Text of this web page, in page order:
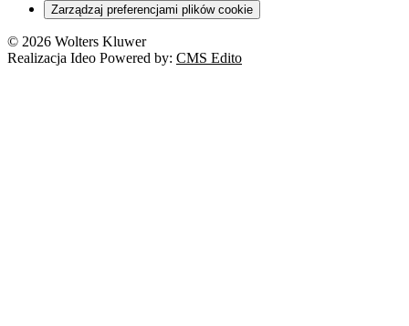
Zarządzaj preferencjami plików cookie
© 2026 Wolters Kluwer
Realizacja Ideo Powered by: CMS Edito